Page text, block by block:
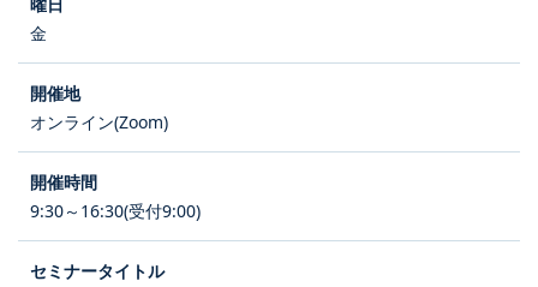
金
オンライン(Zoom)
9:30～16:30(受付9:00)